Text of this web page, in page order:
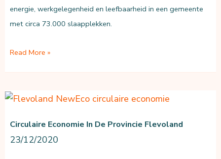
energie, werkgelegenheid en leefbaarheid in een gemeente
met circa 73.000 slaapplekken.
Veerkrachtig
toerisme
gemeente
Veere
Read More »
Circulaire Economie In De Provincie Flevoland
23/12/2020